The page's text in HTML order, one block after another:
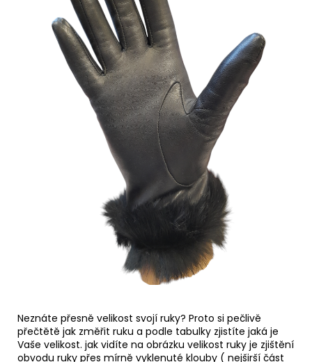
Neznáte přesně velikost svojí ruky? Proto si pečlivě
přečtětě jak změřit ruku a podle tabulky zjistíte jaká je
Vaše velikost. jak vidíte na obrázku velikost ruky je zjištění
obvodu ruky přes mírně vyklenuté klouby ( nejširší část